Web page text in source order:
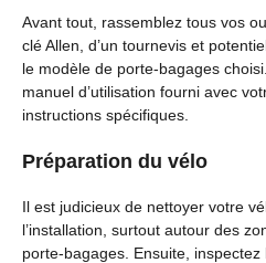
Avant tout, rassemblez tous vos
clé Allen, d’un tournevis et
le modèle de porte-bagages
manuel d’utilisation fourni avec
instructions spécifiques.
Préparation du vélo
Il est judicieux de nettoyer votre
l’installation, surtout autour des
porte-bagages. Ensuite,